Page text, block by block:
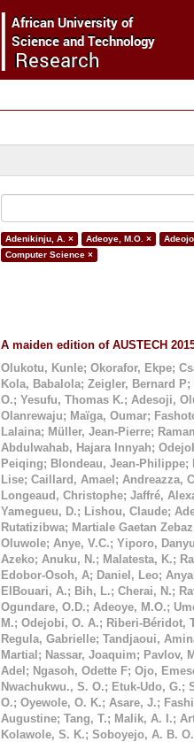
Adenikinju, A. × Adeoye, M.O. ×
Computer Science ×
A maiden edition of AUSTECH
Olukotu, Kunle; Okorafor, Ekpe;
Kola, Babalola; Zeigler, Bernard P;
O.; Yesufu, Thomas K.; Adesoji,
Olanrewaju; Maïga, Oumar;
Lalaina; Müller, Jean-Pierre;
Abdulwahab, Hajara Innyah;
Peiqing; Blondeau, Jean-Philippe;
Lise; Caillard, Amael ; Andreazza,
Longeaud, Christophe; Jaffré,
Yamegueu, D.; Lishou, Claude;
Rutatizibwa; Martiale Gaetan
Oluwole; Anye, V.C.; Yiporo,
Azeko; Anuku, N.; Malatesta, K.;
Edobor-Osoh, A; Daniel, Leo;
ElBouari, A.; Bih, L.; Cherai, N.;
Ogundare, O.D.; Adeoye, M.O.;
M.; Odejobi, O. A.; Riberi-Béridot,
Regula, Gabrielle; Tandjaoui,
Martial ; Nassar, Joaquim; Pavlov,
Adel ; Ngasoh, Odette F; Ojo,
Nwachukwu., S. O.; Etuk-Udo, G.;
O.; Oyewole, O. K.; Asare, J.;
Augustine; Tang, T.; Malik, A. I.;
Kolawole, S. K.; Soboyejo, A. B. O.